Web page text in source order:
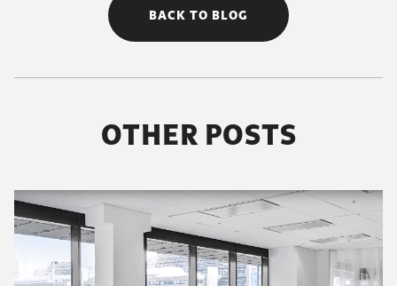
BACK TO BLOG
OTHER POSTS